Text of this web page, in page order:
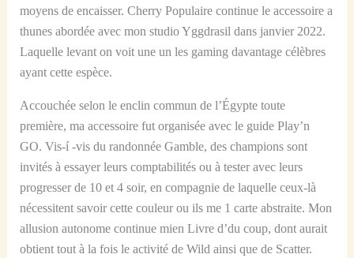
moyens de encaisser. Cherry Populaire continue le accessoire a
thunes abordée avec mon studio Yggdrasil dans janvier 2022.
Laquelle levant on voit une un les gaming davantage célèbres
ayant cette espèce.
Accouchée selon le enclin commun de l’Égypte toute
première, ma accessoire fut organisée avec le guide Play’n
GO. Vis-í -vis du randonnée Gamble, des champions sont
invités à essayer leurs comptabilités ou à tester avec leurs
progresser de 10 et 4 soir, en compagnie de laquelle ceux-là
nécessitent savoir cette couleur ou ils me 1 carte abstraite. Mon
allusion autonome continue mien Livre d’du coup, dont aurait
obtient tout à la fois le activité de Wild ainsi que de Scatter.